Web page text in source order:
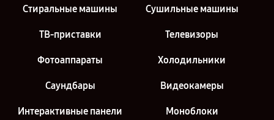
Стиральные машины Сушильные машины
ТВ-приставки Телевизоры
Фотоаппараты Холодильники
Саундбары Видеокамеры
Интерактивные панели Моноблоки